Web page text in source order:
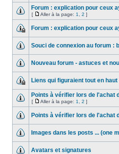
Forum : explication pour ceux
[ Aller à la page: 1 2 ]
Forum : explication pour ceux
Souci de connexion au forum :
Nouveau forum - astuces et
Liens qui figuraient tout en
Points à vérifier lors de l'achat
[ Aller à la page: 1 2 ]
Points à vérifier lors de l'achat
Images dans les posts ... (one
Avatars et signatures